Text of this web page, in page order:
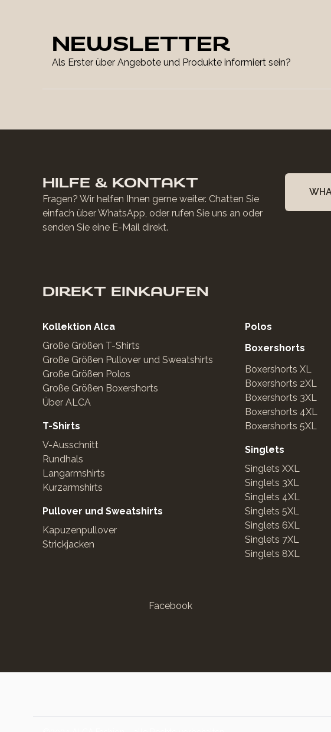
NEWSLETTER
Als Erster über Angebote und Produkte informiert sein?
HILFE & KONTAKT
Fragen? Wir helfen Ihnen gerne weiter. Chatten Sie
einfach über WhatsApp, oder rufen Sie uns an oder
senden Sie eine E-Mail direkt.
DIREKT EINKAUFEN
Kollektion Alca
Große Größen T-Shirts
Große Größen Pullover und Sweatshirts
Große Größen Polos
Große Größen Boxershorts
Über ALCA
T-Shirts
V-Ausschnitt
Rundhals
Langarmshirts
Kurzarmshirts
Pullover und Sweatshirts
Kapuzenpullover
Strickjacken
Polos
Boxershorts
Boxershorts XL
Boxershorts 2XL
Boxershorts 3XL
Boxershorts 4XL
Boxershorts 5XL
Singlets
Singlets XXL
Singlets 3XL
Singlets 4XL
Singlets 5XL
Singlets 6XL
Singlets 7XL
Singlets 8XL
Facebook